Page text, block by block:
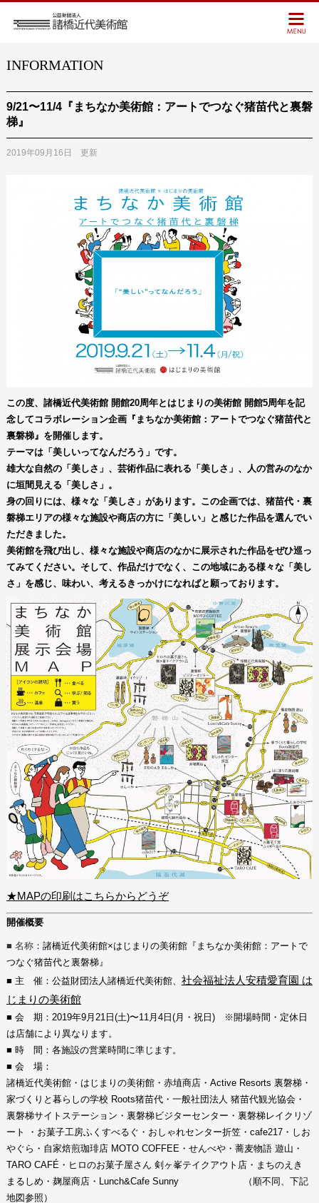
INFORMATION
9/21〜11/4『まちなか美術館：アートでつなぐ猪苗代と裏磐
梯』
2019年09月16日 更新
この度、諸橋近代美術館 開館20周年とはじまりの美術館 開館5周年を記
念してコラボレーション企画『まちなか美術館：アートでつなぐ猪苗代と
裏磐梯』を開催します。
テーマは「美しいってなんだろう」です。
雄大な自然の「美しさ」、芸術作品に表れる「美しさ」、人の営みのなか
に垣間見える「美しさ」。
身の回りには、様々な「美しさ」があります。この企画では、猪苗代・裏
磐梯エリアの様々な施設や商店の方に「美しい」と感じた作品を選んでい
ただきました。
美術館を飛び出し、様々な施設や商店のなかに展示された作品をぜひ巡っ
てみてください。そして、作品だけでなく、この地域にある様々な「美し
さ」を感じ、味わい、考えるきっかけになればと願っております。
★MAPの印刷はこちらからどうぞ
開催概要
■ 名称： 諸橋近代美術館×はじまりの美術館『まちなか美術館：アートで
つなぐ猪苗代と裏磐梯』
■ 主 催：公益財団法人諸橋近代美術館、 社会福祉法人安積愛育園 は
じまりの美術館
■ 会 期：2019年9月21日(土)〜11月4日(月・祝日) ※開場時間・定休日
は店舗により異なります。
■ 時 間：各施設の営業時間に準じます。
■ 会 場：
諸橋近代美術館・はじまりの美術館・赤埴商店・Active Resorts 裏磐梯・
家づくりと暮らしの学校 Roots猪苗代・一般社団法人 猪苗代観光協会・
裏磐梯サイトステーション・裏磐梯ビジターセンター・裏磐梯レイクリゾ
ート ・お菓子工房ふくすべるぐ・おしゃれセンター折笠・cafe217・しお
やぐら・自家焙煎珈琲店 MOTO COFFEE・せんべや・蕎麦物語 遊山・
TARO CAFÉ・ヒロのお菓子屋さん 剣ヶ峯テイクアウト店・まちのえき
まるしめ・麹屋商店・Lunch&Cafe Sunny （順不同、下記
地図参照）